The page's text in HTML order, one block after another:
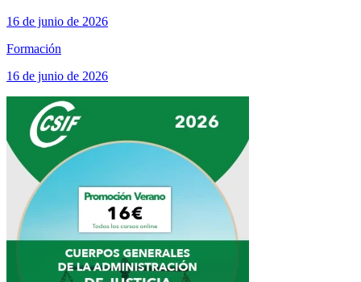
16 de junio de 2026
Formación
16 de junio de 2026